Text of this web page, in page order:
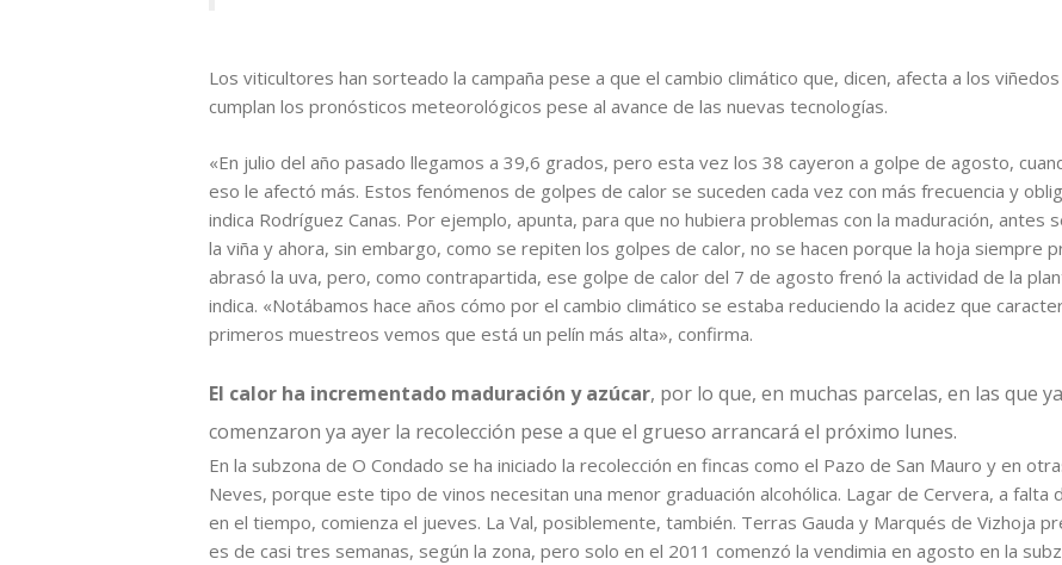
Los viticultores han sorteado la campaña pese a que el cambio climático que, dicen, afecta a los
cumplan los pronósticos meteorológicos pese al avance de las nuevas tecnologías.
«En julio del año pasado llegamos a 39,6 grados, pero esta vez los 38 cayeron a golpe de agosto,
eso le afectó más. Estos fenómenos de golpes de calor se suceden cada vez con más frecuencia y
indica Rodríguez Canas. Por ejemplo, apunta, para que no hubiera problemas con la maduración, antes
la viña y ahora, sin embargo, como se repiten los golpes de calor, no se hacen porque la hoja siempre
abrasó la uva, pero, como contrapartida, ese golpe de calor del 7 de agosto frenó la actividad de la
indica. «Notábamos hace años cómo por el cambio climático se estaba reduciendo la acidez que
primeros muestreos vemos que está un pelín más alta», confirma.
El calor ha incrementado maduración y azúcar, por lo que, en muchas parcelas, en las que
comenzaron ya ayer la recolección pese a que el grueso arrancará el próximo lunes.
En la subzona de O Condado se ha iniciado la recolección en fincas como el Pazo de San Mauro y en
Neves, porque este tipo de vinos necesitan una menor graduación alcohólica. Lagar de Cervera, a falta
en el tiempo, comienza el jueves. La Val, posiblemente, también. Terras Gauda y Marqués de Vizhoja
es de casi tres semanas, según la zona, pero solo en el 2011 comenzó la vendimia en agosto en la